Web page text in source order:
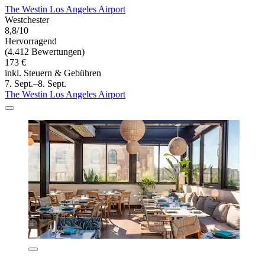
The Westin Los Angeles Airport
Westchester
8,8/10
Hervorragend
(4.412 Bewertungen)
173 €
inkl. Steuern & Gebühren
7. Sept.–8. Sept.
The Westin Los Angeles Airport